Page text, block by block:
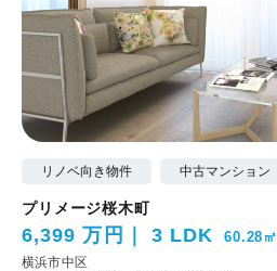
リノベ向き物件 中古マンション
プリメージ桜木町
6,399 万円 3 LDK 60.28㎡
横浜市中区